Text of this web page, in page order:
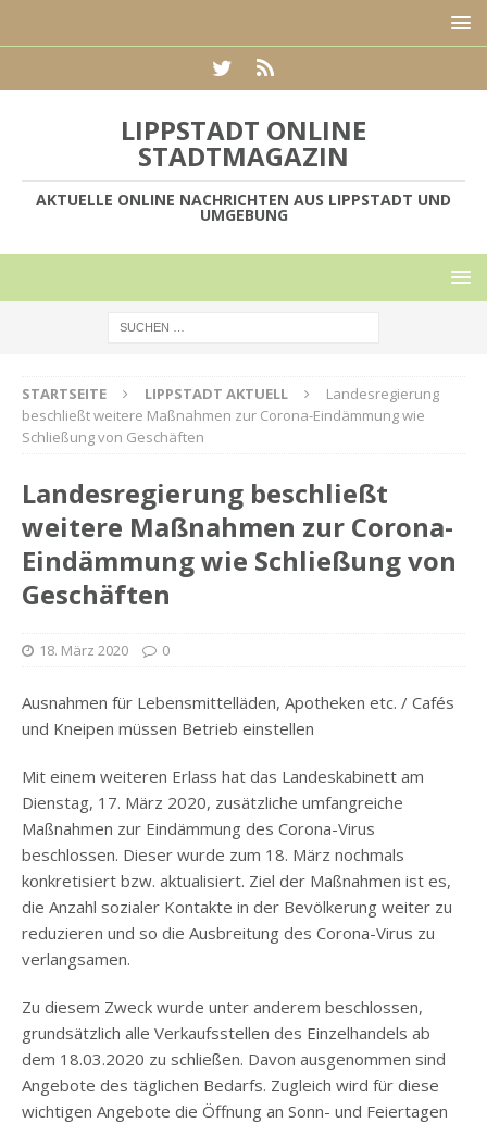
LIPPSTADT ONLINE
STADTMAGAZIN
AKTUELLE ONLINE NACHRICHTEN AUS LIPPSTADT UND
UMGEBUNG
STARTSEITE LIPPSTADT AKTUELL
Landesregierung
beschließt weitere Maßnahmen zur Corona-Eindämmung wie
Schließung von Geschäften
Landesregierung beschließt
weitere Maßnahmen zur Corona-
Eindämmung wie Schließung von
Geschäften
18. März 2020 0
Ausnahmen für Lebensmittelläden, Apotheken etc. / Cafés
und Kneipen müssen Betrieb einstellen
Mit einem weiteren Erlass hat das Landeskabinett am
Dienstag, 17. März 2020, zusätzliche umfangreiche
Maßnahmen zur Eindämmung des Corona-Virus
beschlossen. Dieser wurde zum 18. März nochmals
konkretisiert bzw. aktualisiert. Ziel der Maßnahmen ist es,
die Anzahl sozialer Kontakte in der Bevölkerung weiter zu
reduzieren und so die Ausbreitung des Corona-Virus zu
verlangsamen.
Zu diesem Zweck wurde unter anderem beschlossen,
grundsätzlich alle Verkaufsstellen des Einzelhandels ab
dem 18.03.2020 zu schließen. Davon ausgenommen sind
Angebote des täglichen Bedarfs. Zugleich wird für diese
wichtigen Angebote die Öffnung an Sonn- und Feiertagen